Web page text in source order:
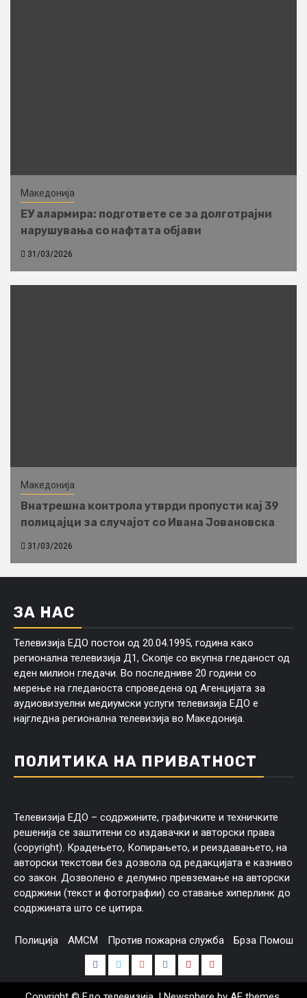
Македонија
ЕУ алармира: подгответе се за долготрајни
нарушувања со нафтата објави
31/03/2026
Македонија
Внатрешна контрола утврди пропусти кај 39
полицајци за случајот со Ивана Јовановска
31/03/2026
ЗА НАС
Телевизија ЕДО постои од 20.04.1995, година како
регионална телевизија Д1, Скопје со вкупна гледаност од
еден милион гледачи. Во последниве 20 години со
мерење на гледаноста спроведена од Агенцијата за
аудиовизуелни медиумски услуги телевизија ЕДО е
најгледна регионална телевизија во Македонија.
ПОЛИТИКА НА ПРИВАТНОСТ
Телевизија ЕДО – содржините, графичките и техничките
решенија се заштитени со издавачки и авторски права
(copyright). Крадењето, Копирањето, и реиздавањето, на
авторски текстови без дозвола од редакцијата е казниво
со закон. Дозволено е делумно превземање на авторски
содржини (текст и фотографии) со ставање хиперлинк до
содржината што се цитира.
Полиција АМСМ Против пожарна служба Брза Помош
Facebook
TwitterGoogle
Plus
Instagram
PinterestYoutube